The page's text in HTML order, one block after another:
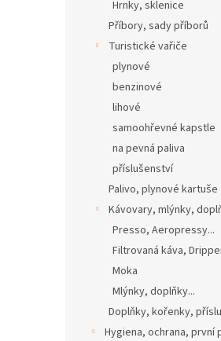
Hrnky, sklenice
Příbory, sady příborů
Turistické vařiče
plynové
benzinové
lihové
samoohřevné kapstle
na pevná paliva
příslušenství
Palivo, plynové kartuše
Kávovary, mlýnky,
Presso, Aeropressy...
Filtrovaná káva,
Moka
Mlýnky, doplňky...
Doplňky, kořenky,
Hygiena, ochrana, první